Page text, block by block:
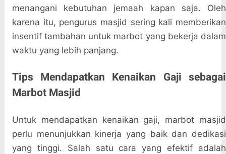
menangani kebutuhan jemaah kapan saja. Oleh
karena itu, pengurus masjid sering kali memberikan
insentif tambahan untuk marbot yang bekerja dalam
waktu yang lebih panjang.
Tips Mendapatkan Kenaikan Gaji sebagai
Marbot Masjid
Untuk mendapatkan kenaikan gaji, marbot masjid
perlu menunjukkan kinerja yang baik dan dedikasi
yang tinggi. Salah satu cara yang efektif adalah